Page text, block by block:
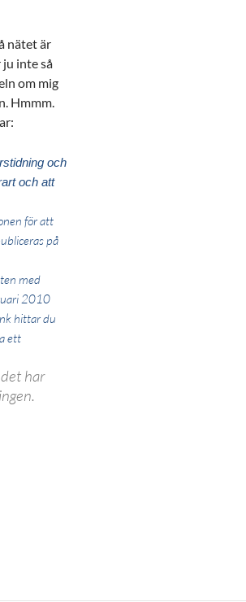
nätet är
inte så
om mig
Hmmm.
och
och att
för att
på
med
2010
hittar du
ett
har